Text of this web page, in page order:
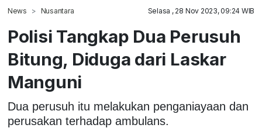
News Nusantara Selasa , 28 Nov 2023, 09:24 WIB
Polisi Tangkap Dua Perusuh
Bitung, Diduga dari Laskar
Manguni
Dua perusuh itu melakukan penganiayaan dan
perusakan terhadap ambulans.